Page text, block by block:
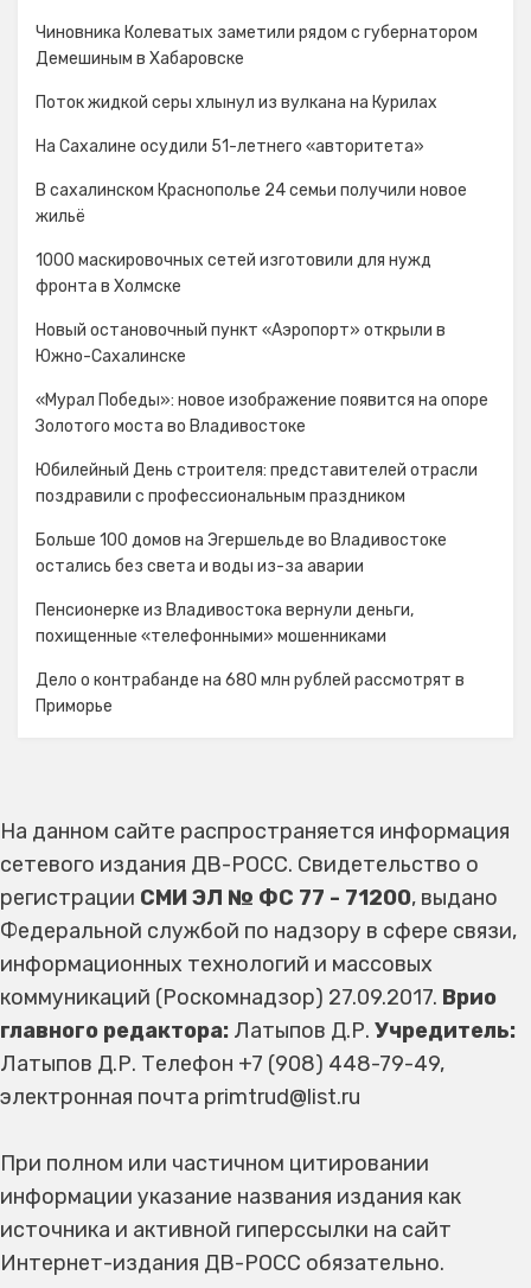
Чиновника Колеватых заметили рядом с губернатором
Демешиным в Хабаровске
Поток жидкой серы хлынул из вулкана на Курилах
На Сахалине осудили 51-летнего «авторитета»
В сахалинском Краснополье 24 семьи получили новое
жильё
1000 маскировочных сетей изготовили для нужд
фронта в Холмске
Новый остановочный пункт «Аэропорт» открыли в
Южно-Сахалинске
«Мурал Победы»: новое изображение появится на опоре
Золотого моста во Владивостоке
Юбилейный День строителя: представителей отрасли
поздравили с профессиональным праздником
Больше 100 домов на Эгершельде во Владивостоке
остались без света и воды из-за аварии
Пенсионерке из Владивостока вернули деньги,
похищенные «телефонными» мошенниками
Дело о контрабанде на 680 млн рублей рассмотрят в
Приморье
На данном сайте распространяется информация
сетевого издания ДВ-РОСС. Свидетельство о
регистрации СМИ ЭЛ № ФС 77 - 71200, выдано
Федеральной службой по надзору в сфере связи,
информационных технологий и массовых
коммуникаций (Роскомнадзор) 27.09.2017. Врио
главного редактора: Латыпов Д.Р. Учредитель:
Латыпов Д.Р. Телефон +7 (908) 448-79-49,
электронная почта primtrud@list.ru
При полном или частичном цитировании
информации указание названия издания как
источника и активной гиперссылки на сайт
Интернет-издания ДВ-РОСС обязательно.